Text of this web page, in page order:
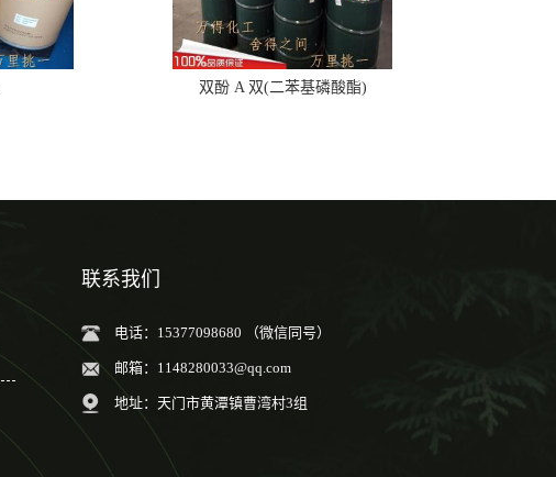
双酚 A 双(二苯基磷酸酯)
联系我们
电话：15377098680 （微信同号）
邮箱： 1148280033@qq.com
地址：天门市黄潭镇曹湾村3组